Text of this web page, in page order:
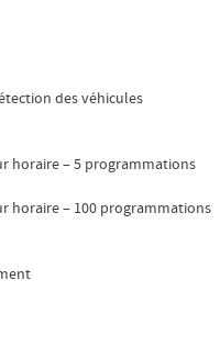
des véhicules
horaire – 5 programmations
horaire – 100 programmations